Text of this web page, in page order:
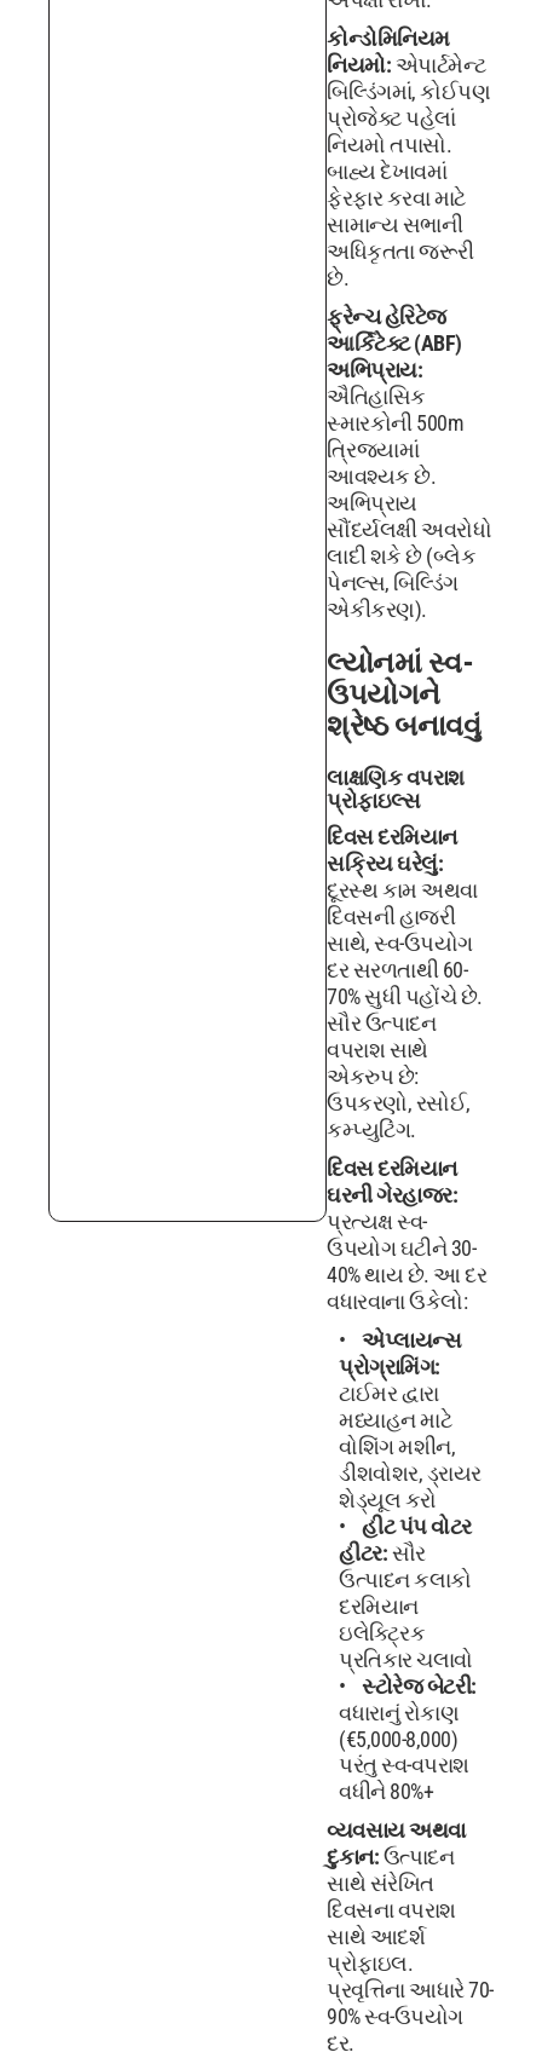
કોન્ડોમિનિયમ
નિયમો: એપાર્ટમેન્ટ
બિલ્ડિંગમાં, કોઈપણ
પ્રોજેક્ટ પહેલાં
નિયમો તપાસો.
બાહ્ય દેખાવમાં
ફેરફાર કરવા માટે
સામાન્ય સભાની
અધિકૃતતા જરૂરી
છે.
ફ્રેન્ચ હેરિટેજ
આર્કિટેક્ટ (ABF)
અભિપ્રાય:
ઐતિહાસિક
સ્મારકોની 500m
ત્રિજ્યામાં
આવશ્યક છે.
અભિપ્રાય
સૌંદર્યલક્ષી અવરોધો
લાદી શકે છે (બ્લેક
પેનલ્સ, બિલ્ડિંગ
એકીકરણ).
લ્યોનમાં સ્વ-
ઉપયોગને
શ્રેષ્ઠ બનાવવું
લાક્ષણિક વપરાશ
પ્રોફાઇલ્સ
દિવસ દરમિયાન
સક્રિય ઘરેલું:
દૂરસ્થ કામ અથવા
દિવસની હાજરી
સાથે, સ્વ-ઉપયોગ
દર સરળતાથી 60-
70% સુધી પહોંચે છે.
સૌર ઉત્પાદન
વપરાશ સાથે
એકરુપ છે:
ઉપકરણો, રસોઈ,
કમ્પ્યુટિંગ.
દિવસ દરમિયાન
ઘરની ગેરહાજર:
પ્રત્યક્ષ સ્વ-
ઉપયોગ ઘટીને 30-
40% થાય છે. આ દર
વધારવાના ઉકેલો:
એપ્લાયન્સ
પ્રોગ્રામિંગ:
ટાઈમર દ્વારા
મધ્યાહન માટે
વોશિંગ મશીન,
ડીશવોશર, ડ્રાયર
શેડ્યૂલ કરો
હીટ પંપ વોટર
હીટર:સૌર
ઉત્પાદન કલાકો
દરમિયાન
ઇલેક્ટ્રિક
પ્રતિકાર ચલાવો
સ્ટોરેજ બેટરી:
વધારાનું રોકાણ
(€5,000-8,000)
પરંતુ સ્વ-વપરાશ
વધીને 80%+
વ્યવસાય અથવા
દુકાન:ઉત્પાદન
સાથે સંરેખિત
દિવસના વપરાશ
સાથે આદર્શ
પ્રોફાઇલ.
પ્રવૃત્તિના આધારે 70-
90% સ્વ-ઉપયોગ
દર.